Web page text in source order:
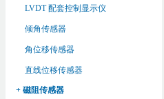
LVDT 配套控制显示仪
倾角传感器
角位移传感器
直线位移传感器
+ 磁阻传感器